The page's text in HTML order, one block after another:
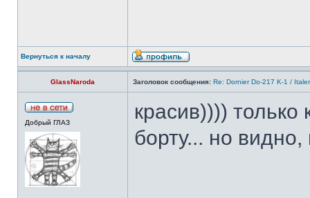
Вернуться к началу
GlassNaroda Заголовок сообщения: Re: Dornier Do-217 K-1 /
Добрый ГЛАЗ
красив))))
борту... но